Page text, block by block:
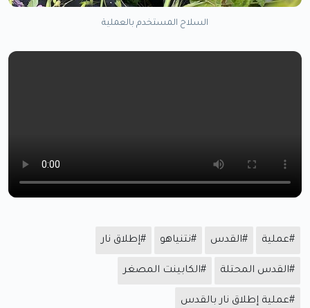
السلاح المستخدم بالعملية
#عملية #القدس #نتنياهو #إطلاق نار
#القدس المحتلة #الكابينت المصغر
#عملية إطلاق نار بالقدس